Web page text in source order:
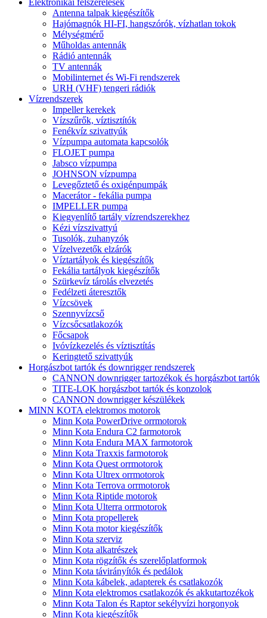
Antenna talpak kiegészítők
Hajómagnók HI-FI, hangszórók, vízhatlan tokok
Mélységmérő
Műholdas antennák
Rádió antennák
TV antennák
Mobilinternet és Wi-Fi rendszerek
URH (VHF) tengeri rádiók
Vízrendszerek
Impeller kerekek
Vízszűrők, víztisztítók
Fenékvíz szivattyúk
Vízpumpa automata kapcsolók
FLOJET pumpa
Jabsco vízpumpa
JOHNSON vízpumpa
Levegőztető és oxigénpumpák
Macerátor - fekália pumpa
IMPELLER pumpa
Kiegyenlítő tartály vízrendszerekhez
Kézi vízszivattyú
Tusolók, zuhanyzók
Vízelvezetők elzárók
Víztartályok és kiegészítők
Fekália tartályok kiegészítők
Szürkevíz tárolás elvezetés
Fedélzeti áteresztők
Vízcsövek
Szennyvízcső
Vízcsőcsatlakozók
Főcsapok
Ivóvízkezelés és víztisztítás
Keringtető szivattyúk
Horgászbot tartók és downrigger rendszerek
CANNON downrigger tartozékok és horgászbot tartók
TITE-LOK horgászbot tartók és konzolok
CANNON downrigger készülékek
MINN KOTA elektromos motorok
Minn Kota PowerDrive orrmotorok
Minn Kota Endura C2 farmotorok
Minn Kota Endura MAX farmotorok
Minn Kota Traxxis farmotorok
Minn Kota Quest orrmotorok
Minn Kota Ultrex orrmotorok
Minn Kota Terrova orrmotorok
Minn Kota Riptide motorok
Minn Kota Ulterra orrmotorok
Minn Kota propellerek
Minn Kota motor kiegészítők
Minn Kota szerviz
Minn Kota alkatrészek
Minn Kota rögzítők és szerelőplatformok
Minn Kota távirányítók és pedálok
Minn Kota kábelek, adapterek és csatlakozók
Minn Kota elektromos csatlakozók és akkutartozékok
Minn Kota Talon és Raptor sekélyvízi horgonyok
Minn Kota kiegészítők